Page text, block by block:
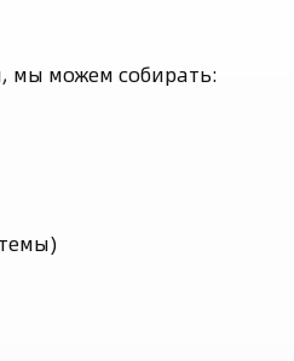
мы можем собирать: